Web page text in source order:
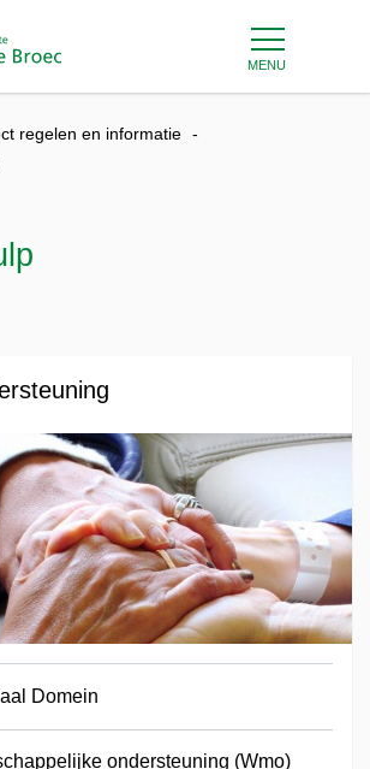
MENU
regelen en informatie
Domein
ondersteuning (Wmo)